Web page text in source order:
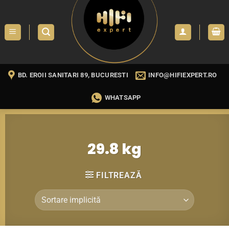
content
BD. EROII SANITARI 89, BUCURESTI INFO@HIFIEXPERT.RO
WHATSAPP
29.8 kg
FILTREAZĂ